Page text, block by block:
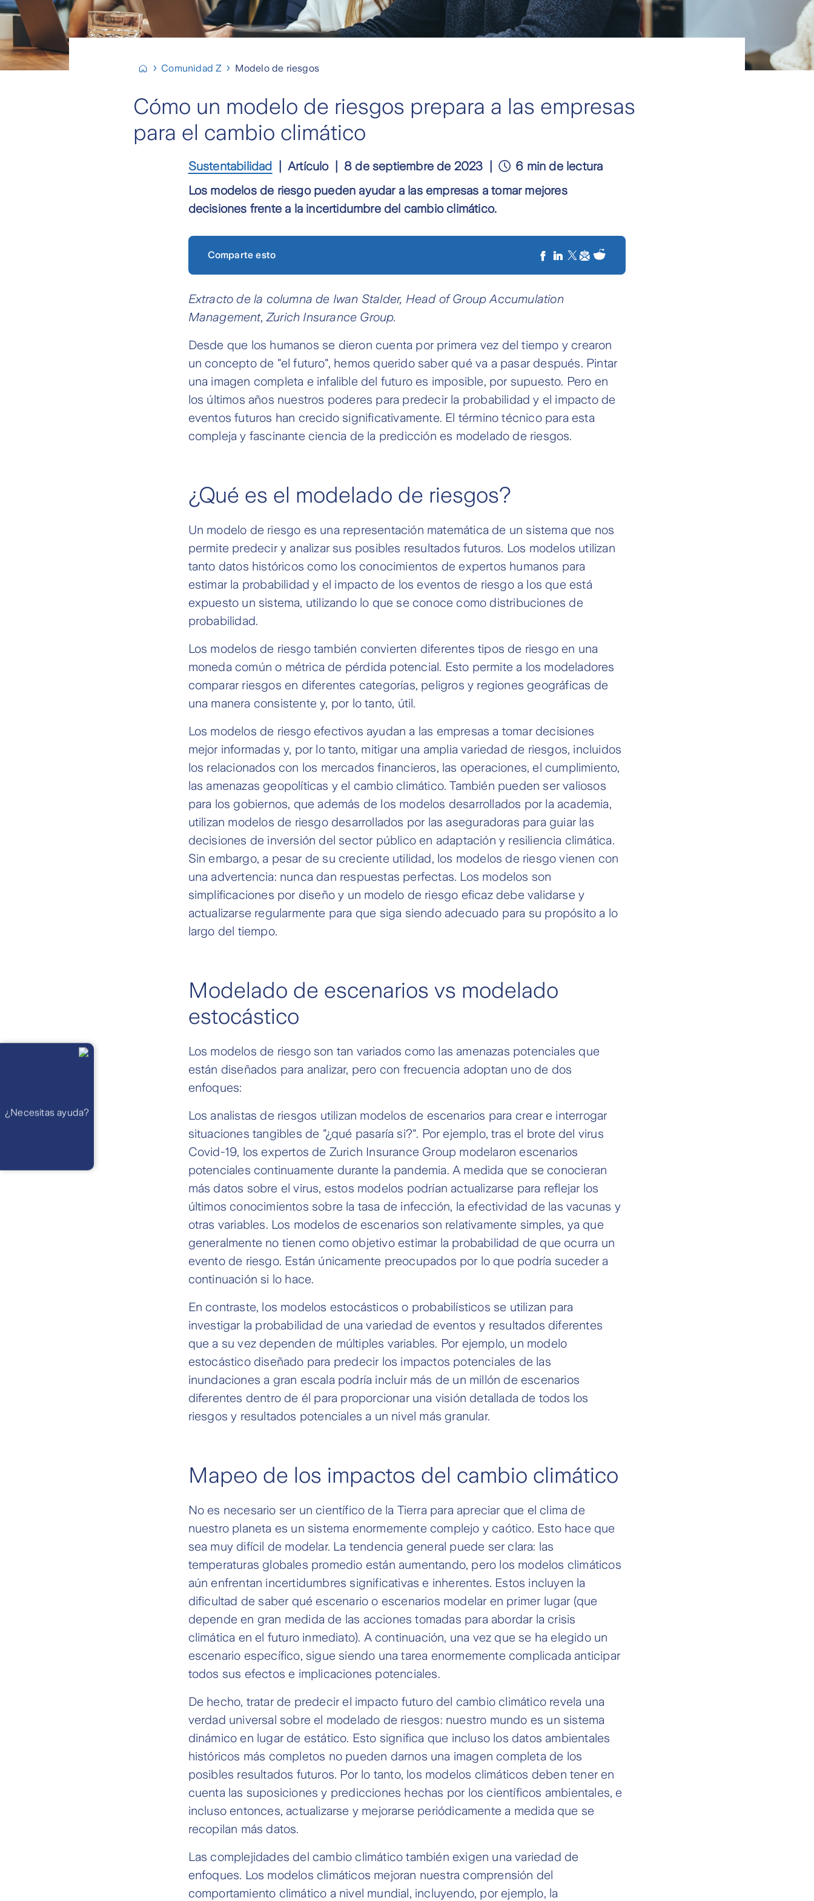
Comunidad Z Modelo de riesgos
Cómo un modelo de riesgos prepara a las empresas
para el cambio climático
Sustentabilidad Artículo 8 de septiembre de 2023
6 min de lectura
Los modelos de riesgo pueden ayudar a las empresas a tomar mejores
decisiones frente a la incertidumbre del cambio climático.
Comparte esto
Extracto de la columna de Iwan Stalder, Head of Group Accumulation
Management, Zurich Insurance Group.
Desde que los humanos se dieron cuenta por primera vez del tiempo y crearon
un concepto de "el futuro", hemos querido saber qué va a pasar después. Pintar
una imagen completa e infalible del futuro es imposible, por supuesto. Pero en
los últimos años nuestros poderes para predecir la probabilidad y el impacto de
eventos futuros han crecido significativamente. El término técnico para esta
compleja y fascinante ciencia de la predicción es modelado de riesgos.
¿Qué es el modelado de riesgos?
Un modelo de riesgo es una representación matemática de un sistema que nos
permite predecir y analizar sus posibles resultados futuros. Los modelos utilizan
tanto datos históricos como los conocimientos de expertos humanos para
estimar la probabilidad y el impacto de los eventos de riesgo a los que está
expuesto un sistema, utilizando lo que se conoce como distribuciones de
probabilidad.
Los modelos de riesgo también convierten diferentes tipos de riesgo en una
moneda común o métrica de pérdida potencial. Esto permite a los modeladores
comparar riesgos en diferentes categorías, peligros y regiones geográficas de
una manera consistente y, por lo tanto, útil.
Los modelos de riesgo efectivos ayudan a las empresas a tomar decisiones
mejor informadas y, por lo tanto, mitigar una amplia variedad de riesgos, incluidos
los relacionados con los mercados financieros, las operaciones, el cumplimiento,
las amenazas geopolíticas y el cambio climático. También pueden ser valiosos
para los gobiernos, que además de los modelos desarrollados por la academia,
utilizan modelos de riesgo desarrollados por las aseguradoras para guiar las
decisiones de inversión del sector público en adaptación y resiliencia climática.
Sin embargo, a pesar de su creciente utilidad, los modelos de riesgo vienen con
una advertencia: nunca dan respuestas perfectas. Los modelos son
simplificaciones por diseño y un modelo de riesgo eficaz debe validarse y
actualizarse regularmente para que siga siendo adecuado para su propósito a lo
largo del tiempo.
Modelado de escenarios vs modelado
estocástico
Los modelos de riesgo son tan variados como las amenazas potenciales que
están diseñados para analizar, pero con frecuencia adoptan uno de dos
enfoques:
Los analistas de riesgos utilizan modelos de escenarios para crear e interrogar
situaciones tangibles de "¿qué pasaría si?". Por ejemplo, tras el brote del virus
Covid-19, los expertos de Zurich Insurance Group modelaron escenarios
potenciales continuamente durante la pandemia. A medida que se conocieran
más datos sobre el virus, estos modelos podrían actualizarse para reflejar los
últimos conocimientos sobre la tasa de infección, la efectividad de las vacunas y
otras variables. Los modelos de escenarios son relativamente simples, ya que
generalmente no tienen como objetivo estimar la probabilidad de que ocurra un
evento de riesgo. Están únicamente preocupados por lo que podría suceder a
continuación si lo hace.
En contraste, los modelos estocásticos o probabilísticos se utilizan para
investigar la probabilidad de una variedad de eventos y resultados diferentes
que a su vez dependen de múltiples variables. Por ejemplo, un modelo
estocástico diseñado para predecir los impactos potenciales de las
inundaciones a gran escala podría incluir más de un millón de escenarios
diferentes dentro de él para proporcionar una visión detallada de todos los
riesgos y resultados potenciales a un nivel más granular.
Mapeo de los impactos del cambio climático
No es necesario ser un científico de la Tierra para apreciar que el clima de
nuestro planeta es un sistema enormemente complejo y caótico. Esto hace que
sea muy difícil de modelar. La tendencia general puede ser clara: las
temperaturas globales promedio están aumentando, pero los modelos climáticos
aún enfrentan incertidumbres significativas e inherentes. Estos incluyen la
dificultad de saber qué escenario o escenarios modelar en primer lugar (que
depende en gran medida de las acciones tomadas para abordar la crisis
climática en el futuro inmediato). A continuación, una vez que se ha elegido un
escenario específico, sigue siendo una tarea enormemente complicada anticipar
todos sus efectos e implicaciones potenciales.
De hecho, tratar de predecir el impacto futuro del cambio climático revela una
verdad universal sobre el modelado de riesgos: nuestro mundo es un sistema
dinámico en lugar de estático. Esto significa que incluso los datos ambientales
históricos más completos no pueden darnos una imagen completa de los
posibles resultados futuros. Por lo tanto, los modelos climáticos deben tener en
cuenta las suposiciones y predicciones hechas por los científicos ambientales, e
incluso entonces, actualizarse y mejorarse periódicamente a medida que se
recopilan más datos.
Las complejidades del cambio climático también exigen una variedad de
enfoques. Los modelos climáticos mejoran nuestra comprensión del
comportamiento climático a nivel mundial, incluyendo, por ejemplo, la
¿Necesitas ayuda?
Llámanos
Atención 24